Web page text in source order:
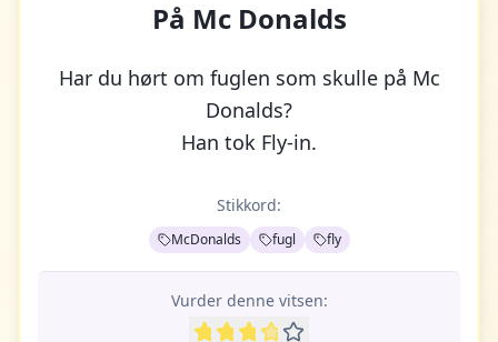
På Mc Donalds
Har du hørt om fuglen som skulle på Mc
Donalds?
Han tok Fly-in.
Stikkord:
McDonalds fugl fly
Vurder denne vitsen: